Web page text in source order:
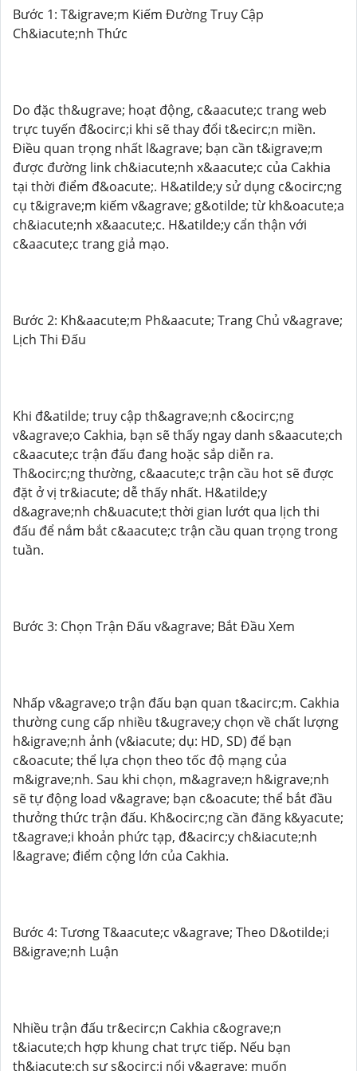
Bước 1: T&igrave;m Kiếm Đường Truy Cập
Ch&iacute;nh Thức
Do đặc th&ugrave; hoạt động, c&aacute;c trang web
trực tuyến đ&ocirc;i khi sẽ thay đổi t&ecirc;n miền.
Điều quan trọng nhất l&agrave; bạn cần t&igrave;m
được đường link ch&iacute;nh x&aacute;c của Cakhia
tại thời điểm đ&oacute;. H&atilde;y sử dụng c&ocirc;ng
cụ t&igrave;m kiếm v&agrave; g&otilde; từ kh&oacute;a
ch&iacute;nh x&aacute;c. H&atilde;y cẩn thận với
c&aacute;c trang giả mạo.
Bước 2: Kh&aacute;m Ph&aacute; Trang Chủ v&agrave;
Lịch Thi Đấu
Khi đ&atilde; truy cập th&agrave;nh c&ocirc;ng
v&agrave;o Cakhia, bạn sẽ thấy ngay danh s&aacute;ch
c&aacute;c trận đấu đang hoặc sắp diễn ra.
Th&ocirc;ng thường, c&aacute;c trận cầu hot sẽ được
đặt ở vị tr&iacute; dễ thấy nhất. H&atilde;y
d&agrave;nh ch&uacute;t thời gian lướt qua lịch thi
đấu để nắm bắt c&aacute;c trận cầu quan trọng trong
tuần.
Bước 3: Chọn Trận Đấu v&agrave; Bắt Đầu Xem
Nhấp v&agrave;o trận đấu bạn quan t&acirc;m. Cakhia
thường cung cấp nhiều t&ugrave;y chọn về chất lượng
h&igrave;nh ảnh (v&iacute; dụ: HD, SD) để bạn
c&oacute; thể lựa chọn theo tốc độ mạng của
m&igrave;nh. Sau khi chọn, m&agrave;n h&igrave;nh
sẽ tự động load v&agrave; bạn c&oacute; thể bắt đầu
thưởng thức trận đấu. Kh&ocirc;ng cần đăng k&yacute;
t&agrave;i khoản phức tạp, đ&acirc;y ch&iacute;nh
l&agrave; điểm cộng lớn của Cakhia.
Bước 4: Tương T&aacute;c v&agrave; Theo D&otilde;i
B&igrave;nh Luận
Nhiều trận đấu tr&ecirc;n Cakhia c&ograve;n
t&iacute;ch hợp khung chat trực tiếp. Nếu bạn
th&iacute;ch sự s&ocirc;i nổi v&agrave; muốn